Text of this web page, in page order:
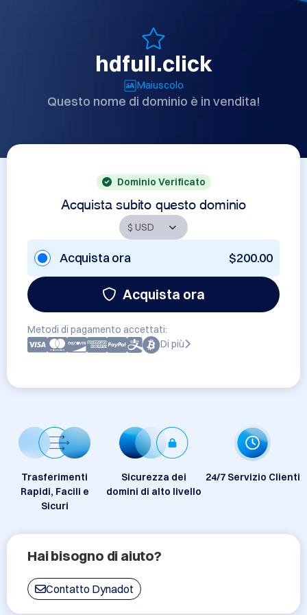
hdfull.click
Maiuscolo
Questo nome di dominio è in vendita!
Dominio Verificato
Acquista subito questo dominio
Acquista ora $200.00
Acquista ora
Metodi di pagamento accettati:
Di più
Trasferimenti
Rapidi, Facili e
Sicuri
Sicurezza dei
domini di alto livello
24/7 Servizio Clienti
Hai bisogno di aiuto?
Contatto Dynadot